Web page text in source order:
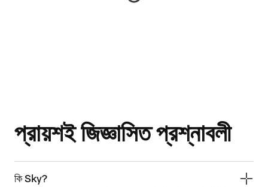
প্রায়শই জিজ্ঞাসিত প্রশ্নাবলী
কি Sky?